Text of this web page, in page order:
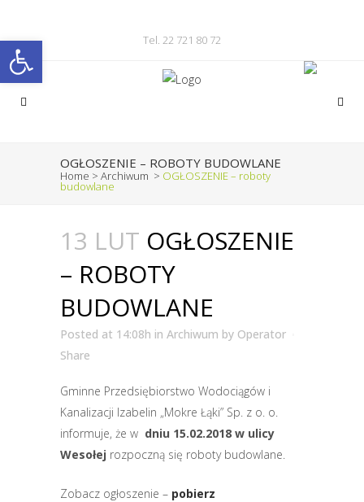
Otwórz pasek narzędzi Tel. 22 721 80 72
OGŁOSZENIE – ROBOTY BUDOWLANE
Home > Archiwum > OGŁOSZENIE – roboty
budowlane
13 LUT OGŁOSZENIE
– ROBOTY
BUDOWLANE
Posted at 14:08h in Archiwum by Operator
Share
Gminne Przedsiębiorstwo Wodociągów i
Kanalizacji Izabelin „Mokre Łąki” Sp. z o. o.
informuje, że w dniu 15.02.2018 w ulicy
Wesołej rozpoczną się roboty budowlane.
Zobacz ogłoszenie – pobierz